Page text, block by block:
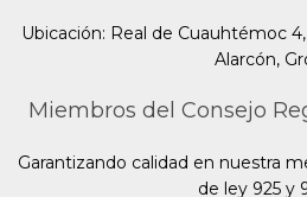
Ubicación: Real de Cuauhtémoc
Alarcón,
Miembros del Consejo
Garantizando calidad en nuestra
de ley 925 y